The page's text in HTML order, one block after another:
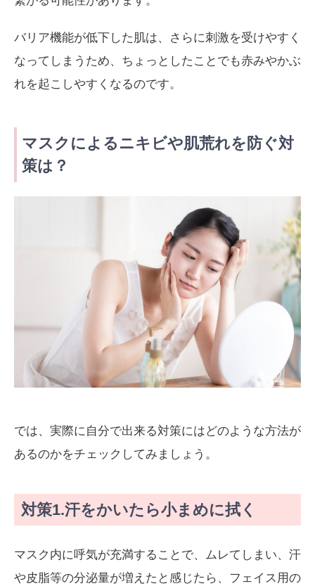
バリア機能が低下した肌は、さらに刺激を受けやすく
なってしまうため、ちょっとしたことでも赤みやかぶ
れを起こしやすくなるのです。
マスクによるニキビや肌荒れを防ぐ対
策は？
では、実際に自分で出来る対策にはどのような方法が
あるのかをチェックしてみましょう。
対策1.汗をかいたら小まめに拭く
マスク内に呼気が充満することで、ムレてしまい、汗
や皮脂等の分泌量が増えたと感じたら、フェイス用の